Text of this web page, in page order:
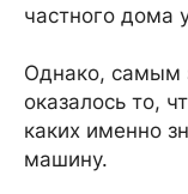
частного дома
Однако, самым
оказалось то,
каких именно
машину.